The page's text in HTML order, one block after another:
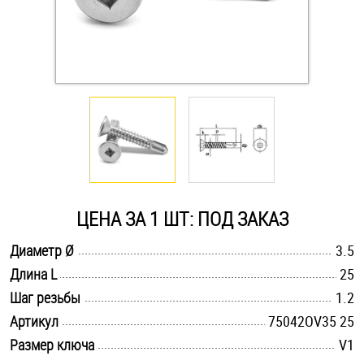
Крюки, кольца с шурупной резьбой
Саморезы и шурупы
Такелаж
Хомуты
Шайбы
ЦЕНА ЗА 1 ШТ: ПОД ЗАКАЗ
Диаметр Ø
3.5
Длина L
25
Шаг резьбы
1.2
Артикул
75042OV35 25
Размер ключа
V1